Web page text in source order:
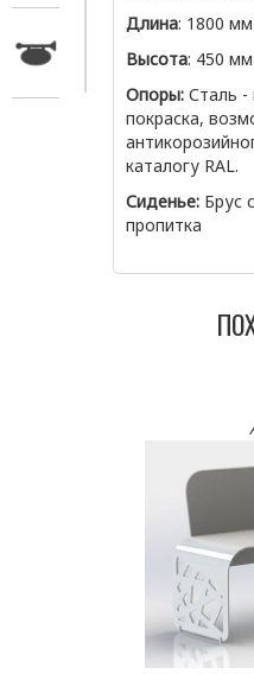
Длина: 1800 мм
Высота: 450 мм
Опоры: Сталь
покраска,
каталогу RAL.
Сиденье: Брус
пропитка